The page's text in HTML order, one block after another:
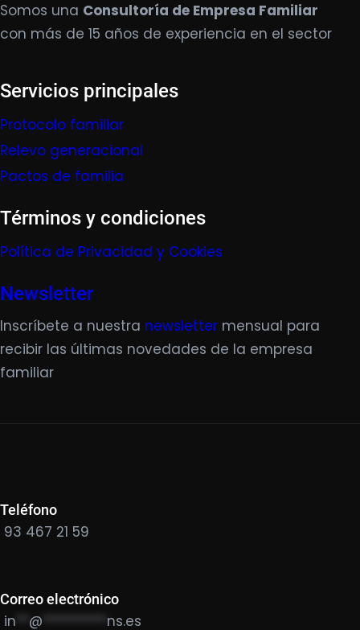
Somos una Consultoría de Empresa Familiar
con más de 15 años de experiencia en el sector
Servicios principales
Protocolo familiar
Relevo generacional
Pactos de familia
Términos y condiciones
Política de Privacidad y Cookies
Newsletter
Inscríbete a nuestra newsletter mensual para
recibir las últimas novedades de la empresa
familiar
Teléfono
93 467 21 59
Correo electrónico
in @ ********** ns.es